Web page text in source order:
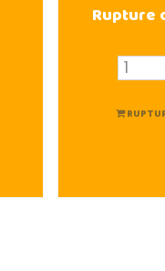
Rupture